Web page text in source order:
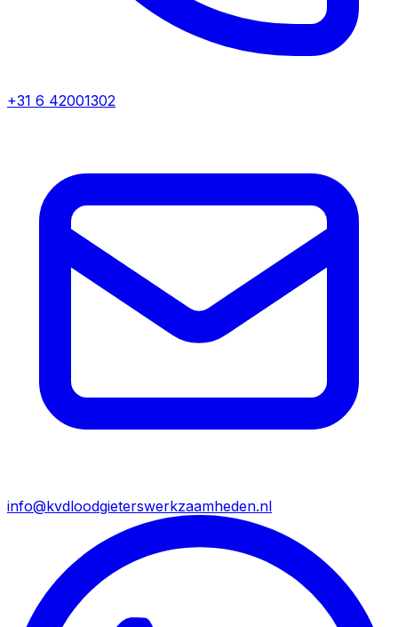
+31 6 42001302
info@kvdloodgieterswerkzaamheden.nl